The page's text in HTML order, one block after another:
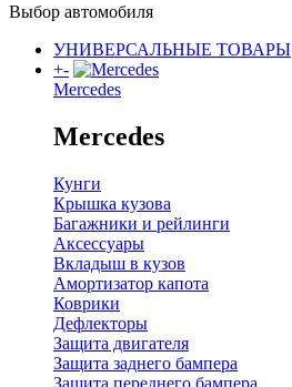
Выбор автомобиля
УНИВЕРСАЛЬНЫЕ ТОВАРЫ
+-
Mercedes
Mercedes
Кунги
Крышка кузова
Багажники и рейлинги
Аксессуары
Вкладыш в кузов
Амортизатор капота
Коврики
Дефлекторы
Защита двигателя
Защита заднего бампера
Защита переднего бампера